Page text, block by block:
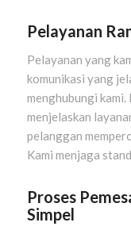
Pelayanan
Pelayanan yang
komunikasi yang
menghubungi kami.
menjelaskan
pelanggan
Kami menjaga
Proses
Simpel